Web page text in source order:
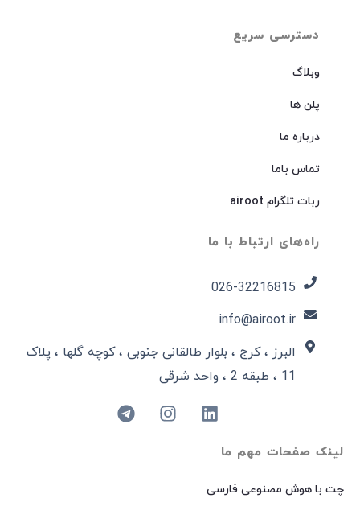
لینک صفحات مهم ما
چت با هوش مصنوعی فارسی
دسترسی سریع
وبلاگ
پلن ها
درباره ما
تماس باما
ربات تلگرام airoot
راه‌های ارتباط با ما
026-32216815​
info@airoot.ir
البرز ، کرج ، بلوار طالقانی جنوبی ، کوچه گلها ، پلاک
11 ، طبقه 2 ، واحد شرقی